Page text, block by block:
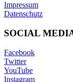
Impressum
Datenschutz
SOCIAL
Facebook
Twitter
YouTube
Instagram